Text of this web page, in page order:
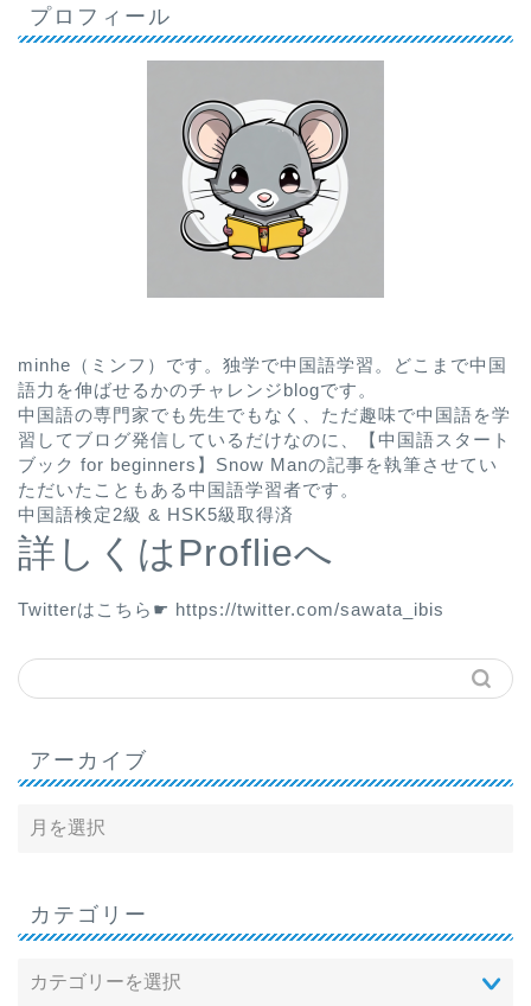
プロフィール
minhe（ミンフ）です。独学で中国語学習。どこまで中国
語力を伸ばせるかのチャレンジblogです。
中国語の専門家でも先生でもなく、ただ趣味で中国語を学
習してブログ発信しているだけなのに、
【中国語スタート
ブック for beginners】Snow Manの記事を執筆させてい
ただいたこともある中国語学習者です。
中国語検定2級 & HSK5級取得済
詳しくはProflieへ
Twitterはこちら☛ https://twitter.com/sawata_ibis
アーカイブ
カテゴリー